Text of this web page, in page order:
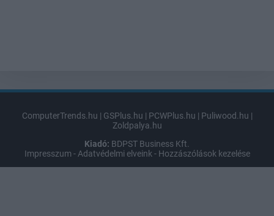
ComputerTrends.hu | GSPlus.hu | PCWPlus.hu | Puliwood.hu |
Zoldpalya.hu
Kiadó: BDPST Business Kft.
Impresszum - Adatvédelmi elveink - Hozzászólások kezelése